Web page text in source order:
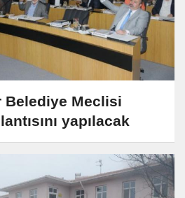
Belediye Meclisi
yapılacak